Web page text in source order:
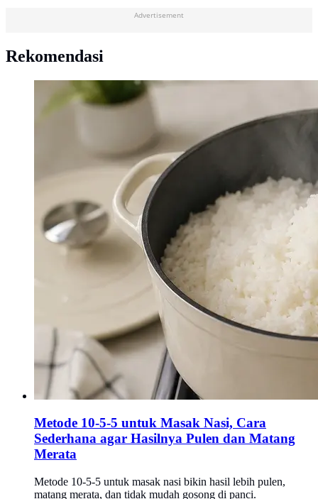
Advertisement
Rekomendasi
Metode 10-5-5 untuk Masak Nasi, Cara
Sederhana agar Hasilnya Pulen dan Matang
Merata
Metode 10-5-5 untuk masak nasi bikin hasil lebih pulen,
matang merata, dan tidak mudah gosong di panci.